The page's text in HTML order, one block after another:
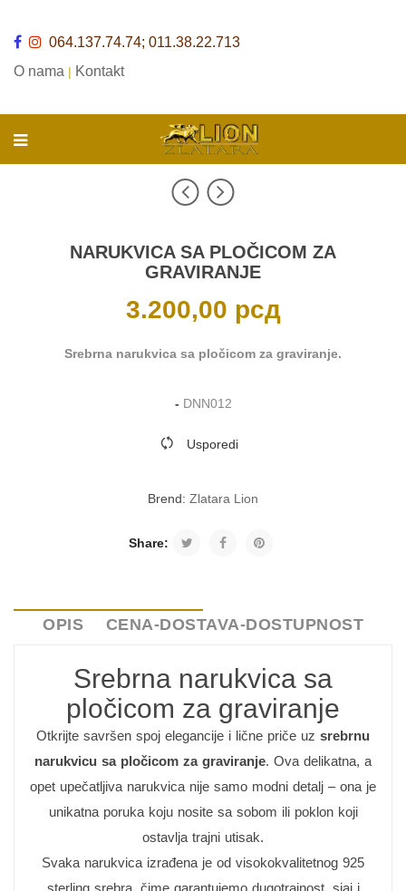
064.137.74.74; 011.38.22.713
O nama | Kontakt
NARUKVICA SA PLOČICOM ZA
GRAVIRANJE
3.200,00 рсд
Srebrna narukvica sa pločicom za graviranje.
- DNN012
Usporedi
Brend: Zlatara Lion
Share:
OPIS CENA-DOSTAVA-DOSTUPNOST
Srebrna narukvica sa
pločicom za graviranje
Otkrijte savršen spoj elegancije i lične priče uz srebrnu
narukvicu sa pločicom za graviranje. Ova delikatna, a
opet upečatljiva narukvica nije samo modni detalj – ona je
unikatna poruka koju nosite sa sobom ili poklon koji
ostavlja trajni utisak.
Svaka narukvica izrađena je od visokokvalitetnog 925
sterling srebra, čime garantujemo dugotrajnost, sjaj i